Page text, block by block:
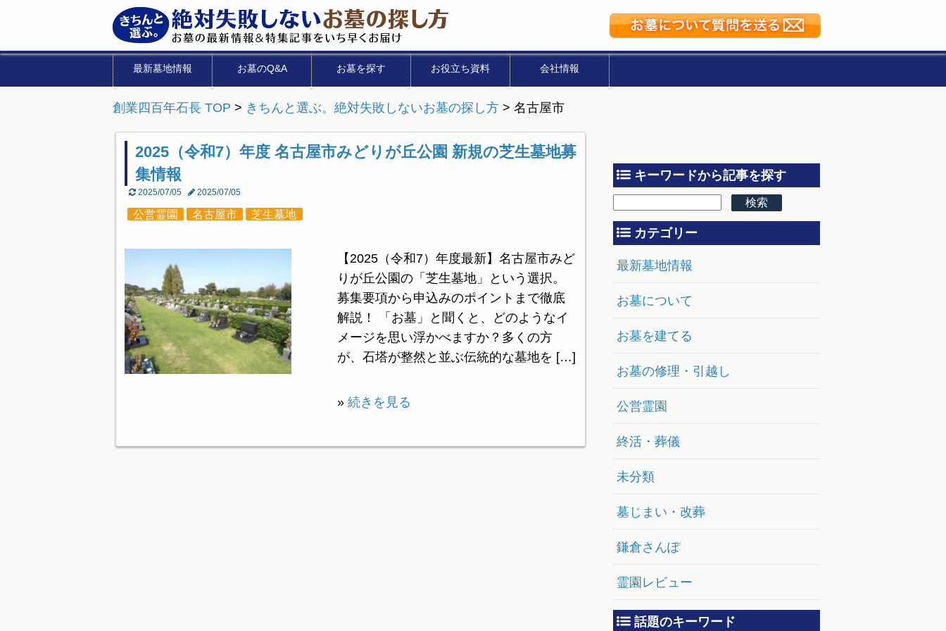
最新墓地情報 お墓のQ&A お墓を探す お役立ち資料 会社情報
創業四百年石長 TOP > きちんと選ぶ。絶対失敗しないお墓の探し方 > 名古屋市
2025（令和7）年度 名古屋市みどりが丘公園 新規の芝生墓地募
集情報
2025/07/05 2025/07/05
公営霊園 名古屋市 芝生墓地
【2025（令和7）年度最新】名古屋市みど
りが丘公園の「芝生墓地」という選択。
募集要項から申込みのポイントまで徹底
解説！ 「お墓」と聞くと、どのようなイ
メージを思い浮かべますか？多くの方
が、石塔が整然と並ぶ伝統的な墓地を […]
» 続きを見る
キーワードから記事を探す
カテゴリー
最新墓地情報
お墓について
お墓を建てる
お墓の修理・引越し
公営霊園
終活・葬儀
未分類
墓じまい・改葬
鎌倉さんぽ
霊園レビュー
話題のキーワード